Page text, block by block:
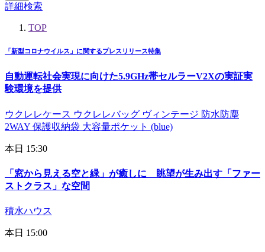
詳細検索
TOP
「新型コロナウイルス」に関するプレスリリース特集
自動運転社会実現に向けた5.9GHz帯セルラーV2Xの実証実
験環境を提供
ウクレレケース ウクレレバッグ ヴィンテージ 防水防塵
2WAY 保護収納袋 大容量ポケット (blue)
本日 15:30
「窓から見える空と緑」が癒しに 眺望が生み出す「ファー
ストクラス」な空間
積水ハウス
本日 15:00